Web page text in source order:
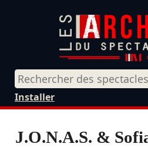
Installer
J.O.N.A.S. &